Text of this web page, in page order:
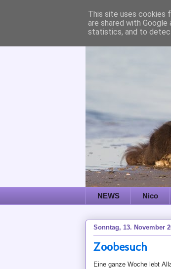
NEWS Nico
Sonntag, 13. November
Zoobesuch
Eine ganze Woche lebt
This site uses cookies
are shared with
statistics, and to